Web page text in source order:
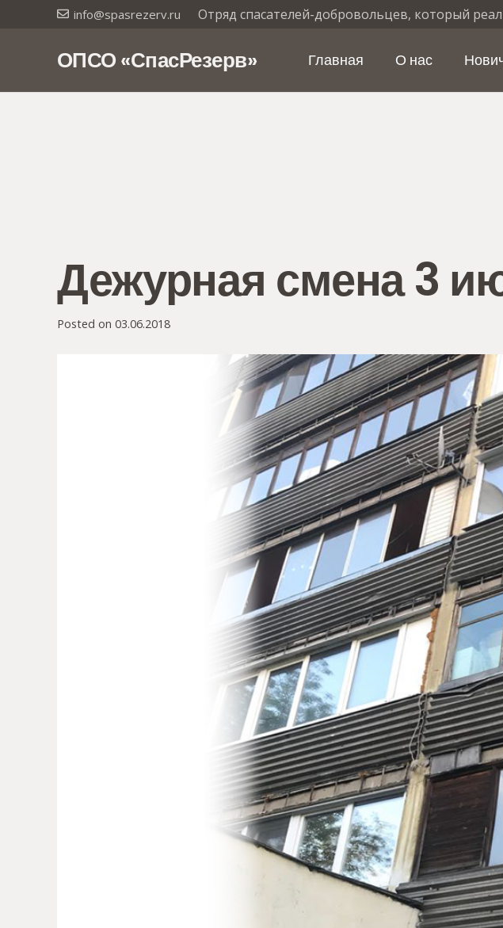
info@spasrezerv.ru Отряд спасателей-добровольцев, который
ОПСО «СпасРезерв» Главная О нас
Дежурная смена 3
Posted on 03.06.2018